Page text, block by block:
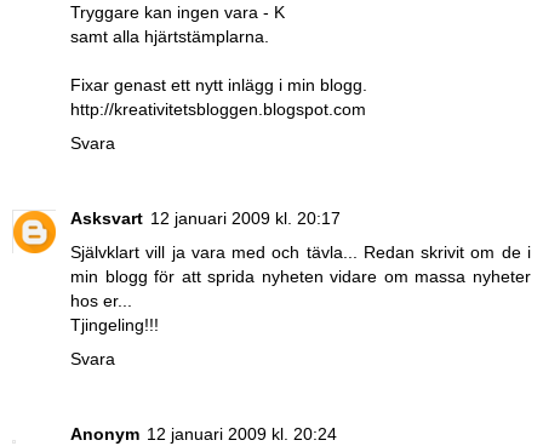
Tryggare kan ingen vara - K
samt alla hjärtstämplarna.
Fixar genast ett nytt inlägg i min blogg.
http://kreativitetsbloggen.blogspot.com
Svara
Asksvart 12 januari 2009 kl. 20:17
Självklart vill ja vara med och tävla... Redan skrivit om de i
min blogg för att sprida nyheten vidare om massa nyheter
hos er...
Tjingeling!!!
Svara
Anonym 12 januari 2009 kl. 20:24